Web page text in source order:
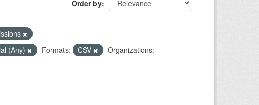
Order by
(Any) Formats: CSV
Organizations: